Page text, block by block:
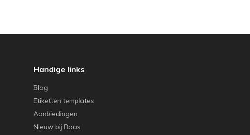
Handige links
Blog
Etiketten templates
Aanbiedingen
Nieuw bij Baas